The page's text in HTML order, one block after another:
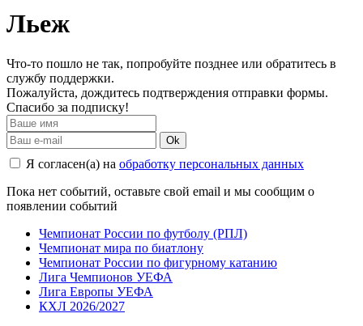
Льеж
Что-то пошло не так, попробуйте позднее или обратитесь в
службу поддержки.
Пожалуйста, дождитесь подтверждения отправки формы.
Спасибо за подписку!
Ok
Я согласен(а) на обработку персональных данных
Пока нет событий, оставьте свой email и мы сообщим о
появлении событий
Чемпионат России по футболу (РПЛ)
Чемпионат мира по биатлону
Чемпионат России по фигурному катанию
Лига Чемпионов УЕФА
Лига Европы УЕФА
КХЛ 2026/2027